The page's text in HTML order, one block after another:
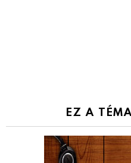
EZ A